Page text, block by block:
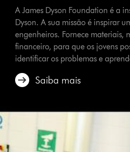
A James Dyson Foundation é a
Dyson. A sua missão é inspirar
engenheiros. Fornece materiais,
financeiro, para que os jovens
identificar os problemas e
Saiba mais